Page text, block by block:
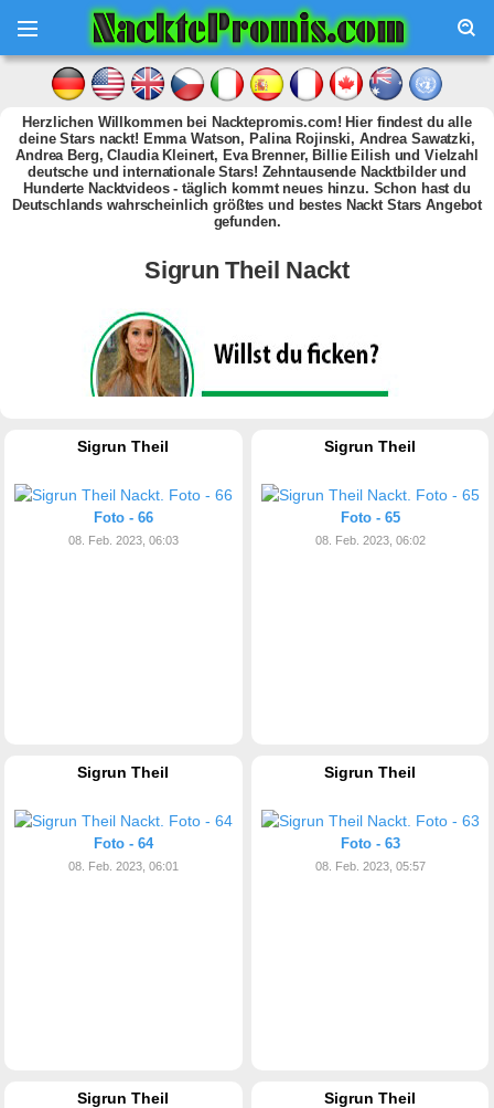
Herzlichen Willkommen bei Nacktepromis.com! Hier findest du alle
deine Stars nackt! Emma Watson, Palina Rojinski, Andrea Sawatzki,
Andrea Berg, Claudia Kleinert, Eva Brenner, Billie Eilish und Vielzahl
deutsche und internationale Stars! Zehntausende Nacktbilder und
Hunderte Nacktvideos - täglich kommt neues hinzu. Schon hast du
Deutschlands wahrscheinlich größtes und bestes Nackt Stars Angebot
gefunden.
Sigrun Theil Nackt
Sigrun Theil
Foto - 66
08. Feb. 2023, 06:03
Sigrun Theil
Foto - 65
08. Feb. 2023, 06:02
Sigrun Theil
Foto - 64
08. Feb. 2023, 06:01
Sigrun Theil
Foto - 63
08. Feb. 2023, 05:57
Sigrun Theil Sigrun Theil